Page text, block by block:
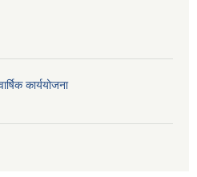
कार्ययोजना